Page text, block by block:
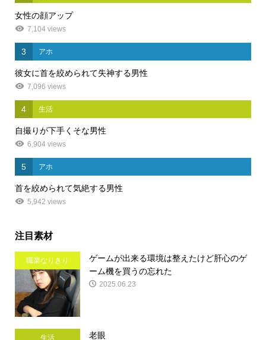
女性の顔アップ
7,104 views
3 アホ
彼女に首を絞められて失神する男性
7,096 views
4 生活
自撮りが下手くそな男性
6,904 views
5 アホ
首を絞められて気絶する男性
5,942 views
注目素材
職業なりきり
ゲームが出来る環境は整えたけど肝心のゲ
ーム機を買うの忘れた
2025.06.23
生活 老眼